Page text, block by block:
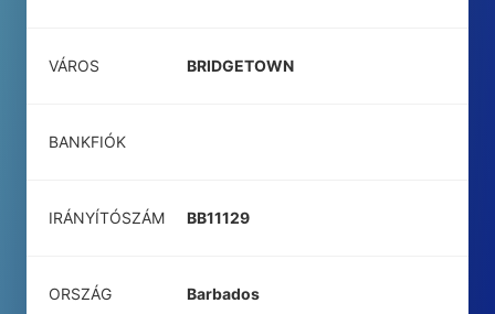
VÁROS BRIDGETOWN
BANKFIÓK
IRÁNYÍTÓSZÁM BB11129
ORSZÁG Barbados